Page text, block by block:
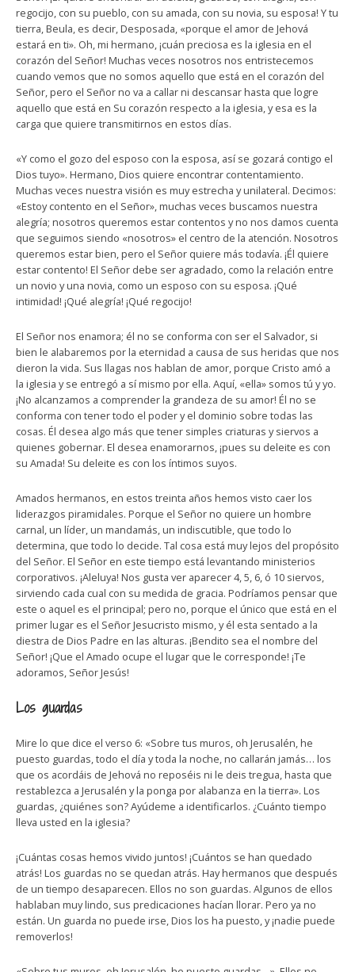
regocijo, con su pueblo, con su amada, con su novia, su esposa! Y tu
tierra, Beula, es decir, Desposada, «porque el amor de Jehová
estará en ti». Oh, mi hermano, ¡cuán preciosa es la iglesia en el
corazón del Señor! Muchas veces nosotros nos entristecemos
cuando vemos que no somos aquello que está en el corazón del
Señor, pero el Señor no va a callar ni descansar hasta que logre
aquello que está en Su corazón respecto a la iglesia, y esa es la
carga que quiere transmitirnos en estos días.
«Y como el gozo del esposo con la esposa, así se gozará contigo el
Dios tuyo». Hermano, Dios quiere encontrar contentamiento.
Muchas veces nuestra visión es muy estrecha y unilateral. Decimos:
«Estoy contento en el Señor», muchas veces buscamos nuestra
alegría; nosotros queremos estar contentos y no nos damos cuenta
que seguimos siendo «nosotros» el centro de la atención. Nosotros
queremos estar bien, pero el Señor quiere más todavía. ¡Él quiere
estar contento! El Señor debe ser agradado, como la relación entre
un novio y una novia, como un esposo con su esposa. ¡Qué
intimidad! ¡Qué alegría! ¡Qué regocijo!
El Señor nos enamora; él no se conforma con ser el Salvador, si
bien le alabaremos por la eternidad a causa de sus heridas que nos
dieron la vida. Sus llagas nos hablan de amor, porque Cristo amó a
la iglesia y se entregó a sí mismo por ella. Aquí, «ella» somos tú y yo.
¡No alcanzamos a comprender la grandeza de su amor! Él no se
conforma con tener todo el poder y el dominio sobre todas las
cosas. Él desea algo más que tener simples criaturas y siervos a
quienes gobernar. El desea enamorarnos, ¡pues su deleite es con
su Amada! Su deleite es con los íntimos suyos.
Amados hermanos, en estos treinta años hemos visto caer los
liderazgos piramidales. Porque el Señor no quiere un hombre
carnal, un líder, un mandamás, un indiscutible, que todo lo
determina, que todo lo decide. Tal cosa está muy lejos del propósito
del Señor. El Señor en este tiempo está levantando ministerios
corporativos. ¡Aleluya! Nos gusta ver aparecer 4, 5, 6, ó 10 siervos,
sirviendo cada cual con su medida de gracia. Podríamos pensar que
este o aquel es el principal; pero no, porque el único que está en el
primer lugar es el Señor Jesucristo mismo, y él esta sentado a la
diestra de Dios Padre en las alturas. ¡Bendito sea el nombre del
Señor! ¡Que el Amado ocupe el lugar que le corresponde! ¡Te
adoramos, Señor Jesús!
Los guardas
Mire lo que dice el verso 6: «Sobre tus muros, oh Jerusalén, he
puesto guardas, todo el día y toda la noche, no callarán jamás… los
que os acordáis de Jehová no reposéis ni le deis tregua, hasta que
restablezca a Jerusalén y la ponga por alabanza en la tierra». Los
guardas, ¿quiénes son? Ayúdeme a identificarlos. ¿Cuánto tiempo
lleva usted en la iglesia?
¡Cuántas cosas hemos vivido juntos! ¡Cuántos se han quedado
atrás! Los guardas no se quedan atrás. Hay hermanos que después
de un tiempo desaparecen. Ellos no son guardas. Algunos de ellos
hablaban muy lindo, sus predicaciones hacían llorar. Pero ya no
están. Un guarda no puede irse, Dios los ha puesto, y ¡nadie puede
removerlos!